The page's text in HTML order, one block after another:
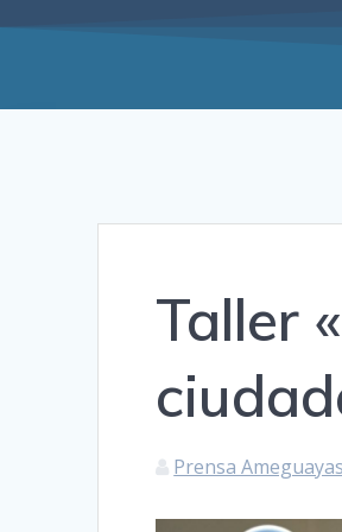
Taller
Prensa Ameguayas